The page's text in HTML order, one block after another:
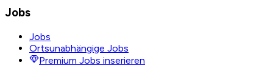
Jobs
Jobs
Ortsunabhängige Jobs
Premium Jobs inserieren